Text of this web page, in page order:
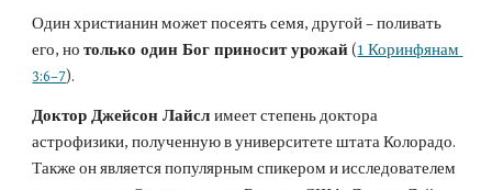
Один христианин может посеять семя, другой – поливать
его, но только один Бог приносит урожай (1 Коринфянам
3:6–7).
Доктор Джейсон Лайсл имеет степень доктора
астрофизики, полученную в университете штата Колорадо.
Также он является популярным спикером и исследователем